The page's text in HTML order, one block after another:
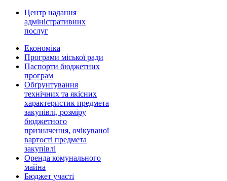
Центр надання
адміністративних
послуг
Економіка
Програми міської ради
Паспорти бюджетних
програм
Обґрунтування
технічних та якісних
характеристик предмета
закупівлі, розміру
бюджетного
призначення, очікуваної
вартості предмета
закупівлі
Оренда комунального
майна
Бюджет участі